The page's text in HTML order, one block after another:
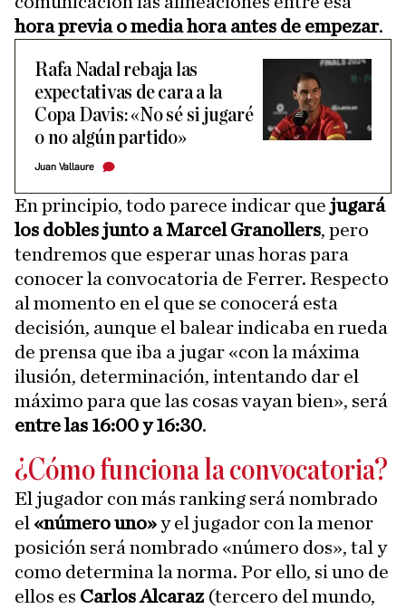
hora previa o media hora antes de empezar.
Rafa Nadal rebaja las
expectativas de cara a la
Copa Davis: «No sé si jugaré
o no algún partido»
Juan Vallaure
En principio, todo parece indicar que jugará
los dobles junto a Marcel Granollers, pero
tendremos que esperar unas horas para
conocer la convocatoria de Ferrer. Respecto
al momento en el que se conocerá esta
decisión, aunque el balear indicaba en rueda
de prensa que iba a jugar «con la máxima
ilusión, determinación, intentando dar el
máximo para que las cosas vayan bien», será
entre las 16:00 y 16:30.
¿Cómo funciona la convocatoria?
El jugador con más ranking será nombrado
el «número uno»y el jugador con la menor
posición será nombrado «número dos», tal y
como determina la norma. Por ello, si uno de
ellos es Carlos Alcaraz(tercero del mundo,